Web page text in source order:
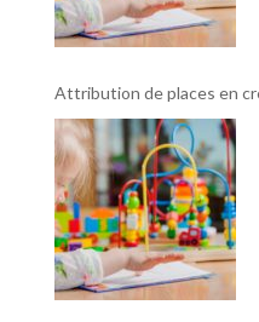
Attribution de places en